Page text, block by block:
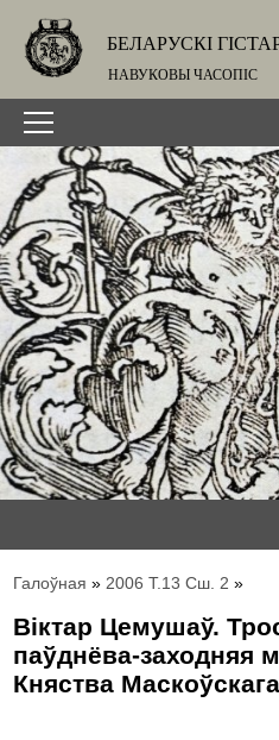
БЕЛАРУСКІ
НАВУКОВЫ ЧАСОПІС
Галоўная » 2006 Т.13 Сш. 2 »
Віктар Цемушаў.
паўднёва-заходняя
Княства